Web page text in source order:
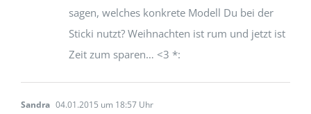
sagen, welches konkrete Modell Du bei der
Sticki nutzt? Weihnachten ist rum und jetzt ist
Zeit zum sparen… <3 *:
Sandra 04.01.2015 um 18:57 Uhr